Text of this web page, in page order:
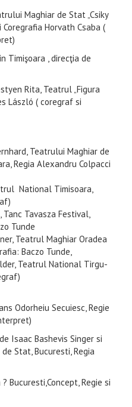
Maghiar de Stat „Csiky
Horvath Csaba (
Timişoara , direcţia de
Rita, Teatrul „Figura
László ( coregraf si
Teatrului Maghiar de
Regia Alexandru Colpacci
National Timisoara,
Tavasza Festival,
Tunde
Teatrul Maghiar Oradea
Baczo Tunde,
Teatrul National Tirgu-
Odorheiu Secuiesc, Regie
Isaac Bashevis Singer si
Stat, Bucuresti, Regia
Bucuresti,Concept, Regie si